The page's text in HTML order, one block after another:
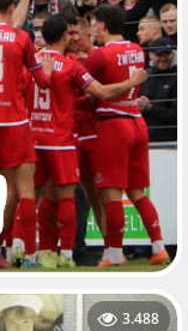
3.488